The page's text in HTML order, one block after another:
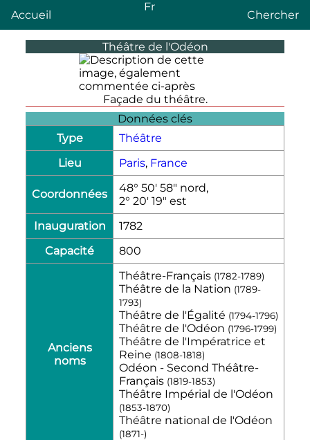
Accueil
Fr
Chercher
Théâtre de l'Odéon
Façade du théâtre.
Données clés
Type
Théâtre
Lieu
Paris, France
Coordonnées
48° 50′ 58″ nord,
2° 20′ 19″ est
Inauguration
1782
Capacité
800
Anciens
noms
Théâtre-Français (1782-1789)
Théâtre de la Nation (1789-
1793)
Théâtre de l'Égalité (1794-1796)
Théâtre de l'Odéon (1796-1799)
Théâtre de l'Impératrice et
Reine (1808-1818)
Odéon - Second Théâtre-
Français (1819-1853)
Théâtre Impérial de l'Odéon
(1853-1870)
Théâtre national de l'Odéon
(1871-)